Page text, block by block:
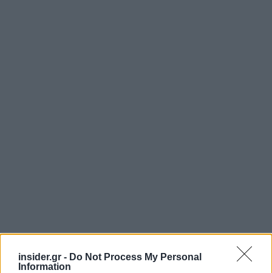
insider.gr - Do Not Process My Personal
Information